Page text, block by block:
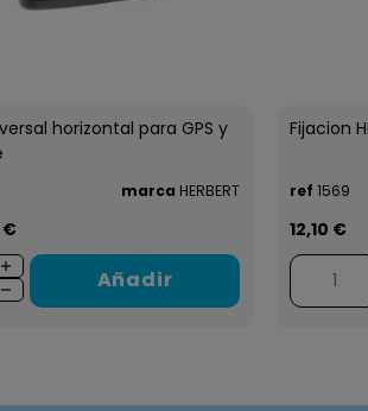
horizontal para GPS y
marca HERBERT
€
Añadir
Fijacion
ref 1569
12,10 €